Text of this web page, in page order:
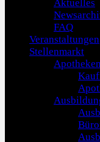
Aktuelles
FAQ
Veranstaltungen
Stellenmarkt